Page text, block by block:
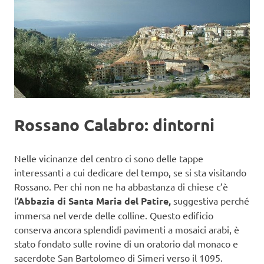
Rossano Calabro: dintorni
Nelle vicinanze del centro ci sono delle tappe
interessanti a cui dedicare del tempo, se si sta visitando
Rossano. Per chi non ne ha abbastanza di chiese c’è
l’Abbazia di Santa Maria del Patire, suggestiva perché
immersa nel verde delle colline. Questo edificio
conserva ancora splendidi pavimenti a mosaici arabi, è
stato fondato sulle rovine di un oratorio dal monaco e
sacerdote San Bartolomeo di Simeri verso il 1095.